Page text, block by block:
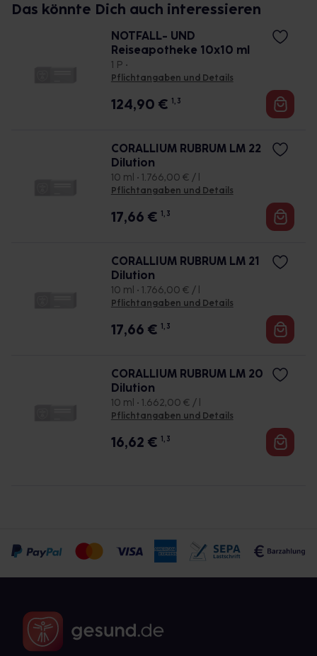
Das könnte Dich auch interessieren
NOTFALL- UND
Reiseapotheke 10x10 ml
1 P •
Pflichtangaben und Details
124,90 € 1, 3
CORALLIUM RUBRUM LM 22
Dilution
10 ml • 1.766,00 € / l
Pflichtangaben und Details
17,66 € 1, 3
CORALLIUM RUBRUM LM 21
Dilution
10 ml • 1.766,00 € / l
Pflichtangaben und Details
17,66 € 1, 3
CORALLIUM RUBRUM LM 20
Dilution
10 ml • 1.662,00 € / l
Pflichtangaben und Details
16,62 € 1, 3